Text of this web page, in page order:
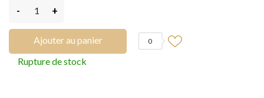
- +
Ajouter au panier 0
Rupture de stock